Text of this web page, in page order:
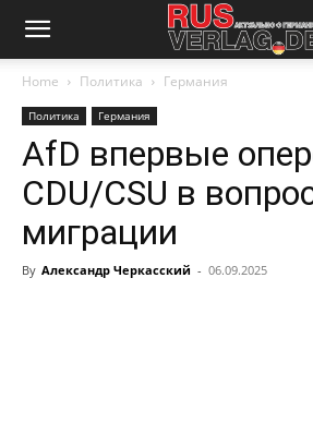
Home Политика Германия
Политика Германия
AfD впервые
CDU/CSU в
миграции
By Александр Черкасский - 06.09.2025